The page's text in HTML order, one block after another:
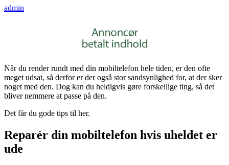
admin
Når du render rundt med din mobiltelefon hele tiden, er den ofte
meget udsat, så derfor er der også stor sandsynlighed for, at der sker
noget med den. Dog kan du heldigvis gøre forskellige ting, så det
bliver nemmere at passe på den.
Det får du gode tips til her.
Reparér din mobiltelefon hvis uheldet er
ude